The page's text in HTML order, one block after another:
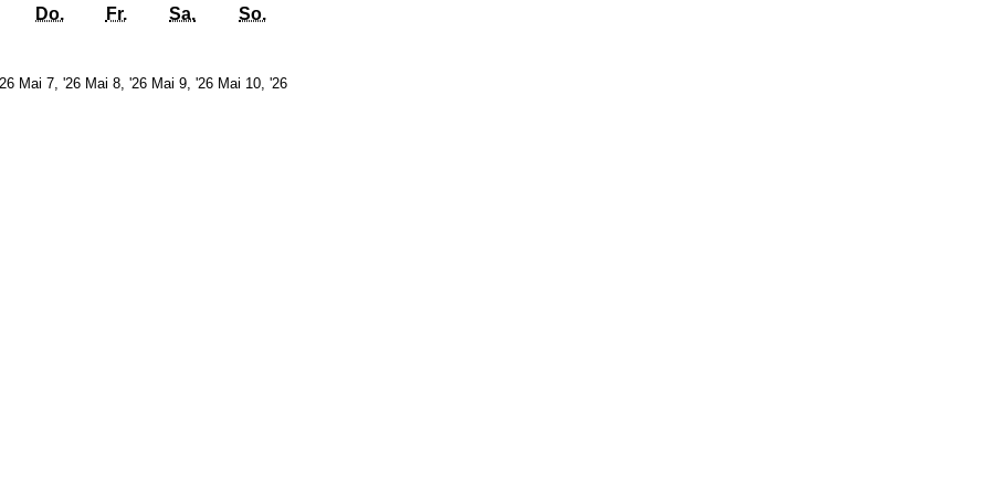
Mittwoch
Do. Donnerstag
Fr. FreitagSa. Samstag
So.
6.Mai 7, '267.Mai 8, '268.Mai 9, '269.Mai 10, '2610.